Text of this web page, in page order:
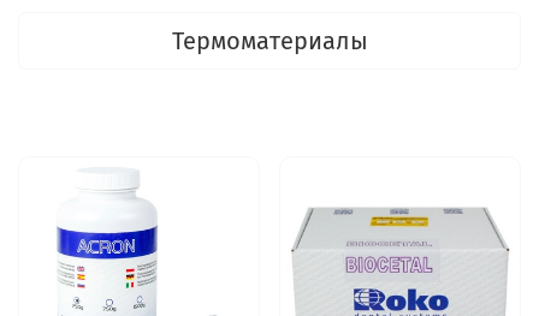
Термоматериалы